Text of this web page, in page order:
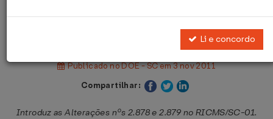
Decreto nº 631 de 03/11/2011
Publicado no DOE - SC em 3 nov 2011
Compartilhar:
Introduz as Alterações nºs 2.878 e 2.879 no RICMS/SC-01.
Li e concordo